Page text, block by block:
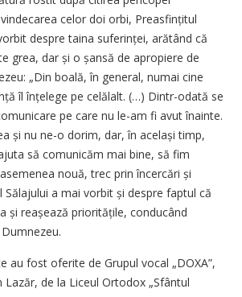
celor doi orbi, Preasfințitul
despre taina suferinței, arătând că
grea, dar și o șansă de apropiere de
„Din boală, în general, numai cine
îl înțelege pe celălalt. (…) Dintr-odată se
pe care nu le-am fi avut înainte.
și nu ne-o dorim, dar, în același timp,
să comunicăm mai bine, să fim
nouă, trec prin încercări și
Sălajului a mai vorbit și despre faptul că
și reașează prioritățile, conducând
au fost oferite de Grupul vocal „DOXA”,
de la Liceul Ortodox „Sfântul